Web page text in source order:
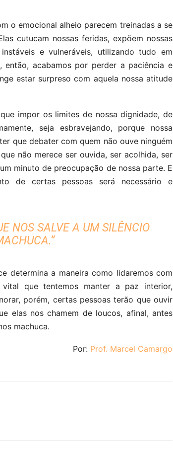
o emocional alheio parecem treinadas a se
cutucam nossas feridas, expõem nossas
e vulneráveis, utilizando tudo em
então, acabamos por perder a paciência e
estar surpreso com aquela nossa atitude
impor os limites de nossa dignidade, de
seja esbravejando, porque nossa
que debater com quem não ouve ninguém
não merece ser ouvida, ser acolhida, ser
minuto de preocupação de nossa parte. E
de certas pessoas será necessário e
NOS SALVE A UM SILÊNCIO
determina a maneira como lidaremos com
que tentemos manter a paz interior,
porém, certas pessoas terão que ouvir
elas nos chamem de loucos, afinal, antes
machuca.
Por: Prof. Marcel Camargo